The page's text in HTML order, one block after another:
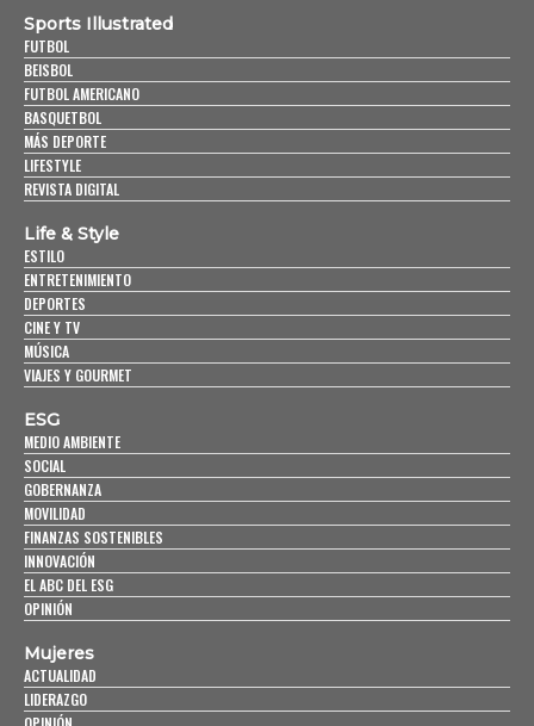
Sports Illustrated
FUTBOL
BEISBOL
FUTBOL AMERICANO
BASQUETBOL
MÁS DEPORTE
LIFESTYLE
REVISTA DIGITAL
Life & Style
ESTILO
ENTRETENIMIENTO
DEPORTES
CINE Y TV
MÚSICA
VIAJES Y GOURMET
ESG
MEDIO AMBIENTE
SOCIAL
GOBERNANZA
MOVILIDAD
FINANZAS SOSTENIBLES
INNOVACIÓN
EL ABC DEL ESG
OPINIÓN
Mujeres
ACTUALIDAD
LIDERAZGO